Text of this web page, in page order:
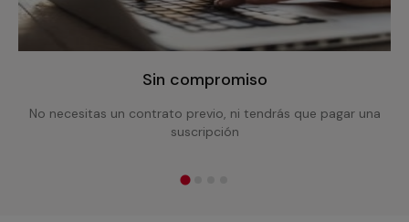
Sin compromiso
No necesitas un contrato previo, ni tendrás que pagar una
suscripción